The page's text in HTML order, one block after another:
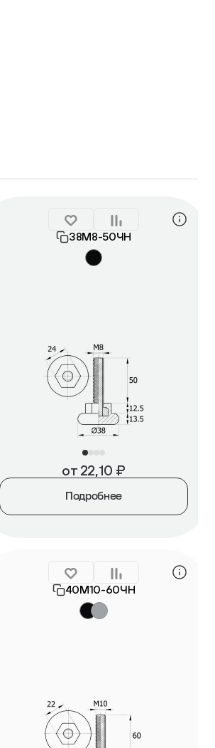
38М8-50ЧН
от 22,10 ₽
Подробнее
40М10-60ЧН